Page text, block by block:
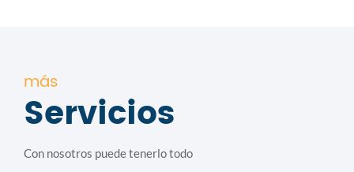
más
Servicios
Con nosotros puede tenerlo todo